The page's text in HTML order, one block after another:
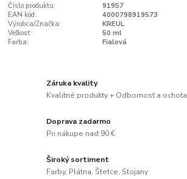
Číslo produktu:
91957
EAN kód:
4000798919573
Výrobca/Značka:
KREUL
Veľkosť:
50 ml
Farba:
Fialová
Záruka kvality
Kvalitné produkty + Odbornosť a ochota
Doprava zadarmo
Pri nákupe nad 90 €
Široký sortiment
Farby, Plátna, Štetce, Stojany